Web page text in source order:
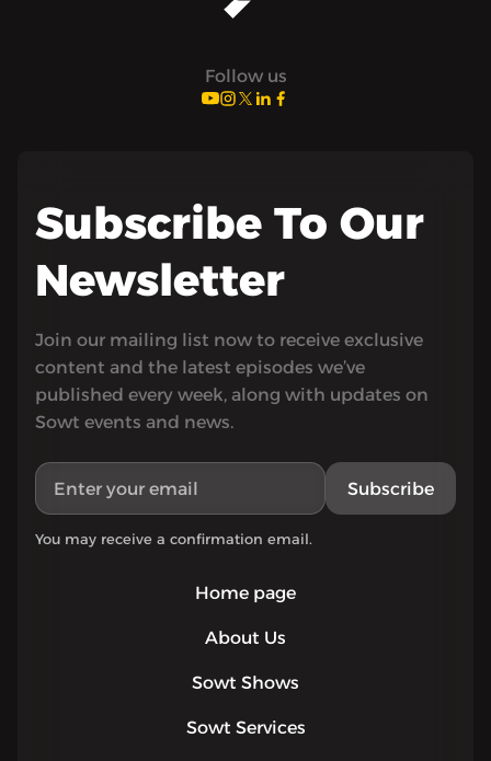
Follow us
Home page
About Us
Sowt Shows
Sowt Services
Subscribe To Our
Newsletter
Join our mailing list now to receive exclusive
content and the latest episodes we’ve
published every week, along with updates on
Sowt events and news.
Subscribe
You may receive a confirmation email.